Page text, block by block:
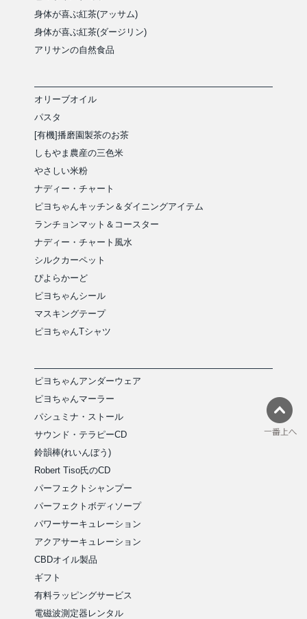
身体が喜ぶ紅茶(アッサム)
身体が喜ぶ紅茶(ダージリン)
アリサンの自然食品
オリーブオイル
パスタ
[有機]播磨園製茶のお茶
しもやま農産の三色米
やさしい米粉
ナディー・チャート
ピヨちゃんキッチン＆ダイニングアイテム
ランチョンマット＆コースター
ナディー・チャート風水
シルクカーペット
ぴよらかーど
ピヨちゃんシール
マスキングテープ
ピヨちゃんTシャツ
ピヨちゃんアンダーウェア
ピヨちゃんマーラー
パシュミナ・ストール
サウンド・テラピーCD
鈴韻棒(れいんぼう)
Robert Tiso氏のCD
パーフェクトシャンプー
パーフェクトボディソープ
パワーサーキュレーション
アクアサーキュレーション
CBDオイル製品
ギフト
有料ラッピングサービス
電磁波測定器レンタル